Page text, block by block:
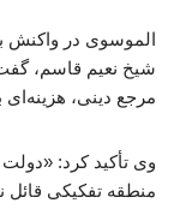
الموسوی در واکنش
شیخ نعیم قاسم،
مرجع دینی،
وی تأکید کرد:
منطقه تفکیکی قائل